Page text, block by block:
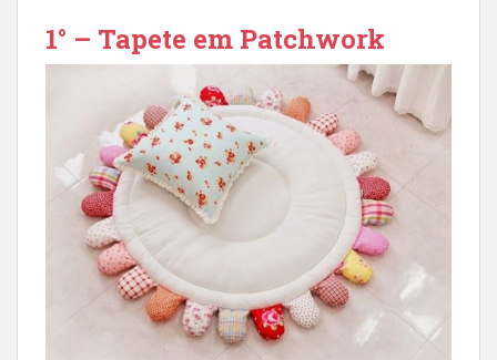
1° – Tapete em Patchwork